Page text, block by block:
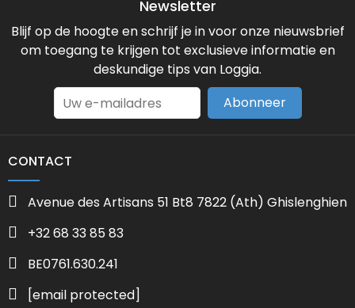
Newsletter
Blijf op de hoogte en schrijf je in voor onze nieuwsbrief
om toegang te krijgen tot exclusieve informatie en
deskundige tips van Loggia.
Abonneer
CONTACT
Avenue des Artisans 51 Bt8 7822 (Ath) Ghislenghien
+32 68 33 85 83
BE0761.630.241
[email protected]